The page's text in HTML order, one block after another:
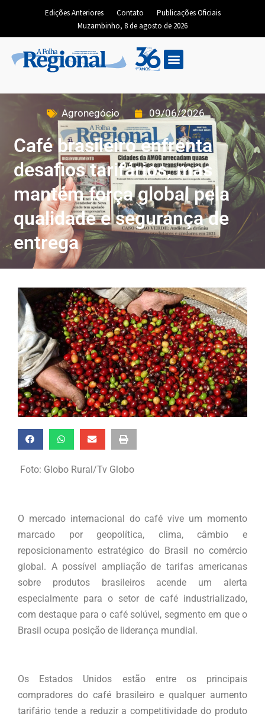
Edições Anteriores Contato
Publicações Oficiais
Muzambinho, 8 de agosto de 2026
Agronegócio 09/06/2026
Café brasileiro enfrenta
desafios tarifários, mas
mantém força global pela
qualidade e segurança de
entrega
Foto: Globo Rural/Tv Globo
O mercado internacional do café vive um momento
marcado por geopolítica, clima, câmbio e
reposicionamento estratégico do Brasil no comércio
global. A possível ampliação de tarifas americanas
sobre produtos brasileiros acende um alerta
especialmente para o setor de café industrializado,
com destaque para o café solúvel, segmento em que o
Brasil ocupa posição de liderança mundial.
Os Estados Unidos estão entre os principais
compradores do café brasileiro e qualquer aumento
tarifário tende a reduzir a competitividade do produto